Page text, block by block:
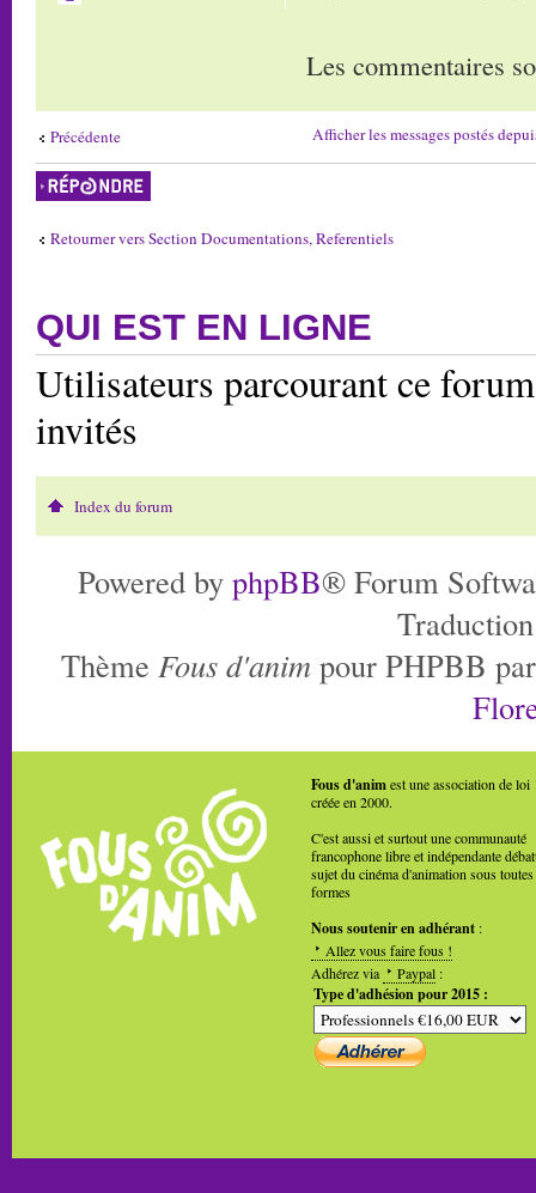
Les commentaires
Précédente Afficher les messages postés
Répondre
Retourner vers Section Documentations, Referentiels
QUI EST EN LIGNE
Utilisateurs parcourant ce
invités
Index du forum
Powered by phpBB® Forum
Thème Fous d'anim pour PHPBB
Fous d'animest une association de loi
créée en 2000.
C'est aussi et surtout une communauté
francophone libre et indépendante
sujet du cinéma d'animation sous toutes
formes
Nous soutenir en adhérant :
Allez vous faire fous !
Adhérez via
Paypal :
Type d'adhésion pour 2015 :